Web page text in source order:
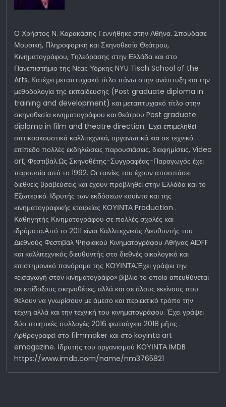
Ο Χρήστος Ν. Καρακάσης Γεννήθηκε στην Αθήνα. Σπούδασε
Μουσική, Πληροφορική και Σκηνοθεσία Θεάτρου,
Κινηματογράφου, Τηλεόρασης στην Ελλάδα και στο
Πανεπιστήμιο της Νέας Υόρκης NYU Tisch School of the
Arts. Κατέχει μεταπτυχιακό τίτλο πάνω στην ανάπτυξη και την
μεθοδολογία της εκπαίδευσης (Post graduate diploma in
training and development) και μεταπτυχιακό τίτλο στην
σκηνοθεσία κινηματογράφου και θεάτρου Post graduate
diploma in film and theatre direction. Έχει επιμεληθεί
οπτικοακουστικά καλλιτεχνικά, οργανωτικά και σε τεχνικό
επίπεδο πολλές εκδηλώσεις παρουσιάσεις, διαφημίσεις, Video
art, Φεστιβάλ.Ως Σκηνοθέτης-Συγγραφέας-Παραγωγός έχει
παρουσία από το 1992. Οι ταινίες του έχουν αποσπάσει
διεθνείς βραβεύσεις και έχουν προβληθεί στην Ελλάδα και το
Εξωτερικό. Ιδρυτής των εκδόσεων κουίντα και της
κινηματογραφικής εταιρείας ΚΟΥΙΝΤΑ Production .
Καθηγητής Κινηματογράφου σε πολλές σχολές και
ιδρύματα.Από το 2011 είναι Καλλιτεχνικός Διευθυντής του
Διεθνούς Φεστιβάλ Ψηφιακού Κινηματογράφου Αθήνας AIDFF
και καλλιτεχνικός διευθυντής στο διεθνές οικολογικό και
επιστημονικό πανόραμα της ΚΟΥΙΝΤΑ.Έχει γράψει την
«εισαγωγή στον κινηματογράφο» βιβλίο το οποίο απευθύνεται
σε επίδοξους σκηνοθέτες, αλλά και σε όλους εκείνους που
θέλουν να γνωρίσουν με άμεσο και περιεκτικό τρόπο την
τέχνη αλλά και την τεχνική του κινηματογράφου. Έχει γράψει
δύο ποιητικές συλλογές 2016 φωταύγεια 2018 μῆτις .
Αρθρογραφεί στο filmmaker και στο koyinta art
emagazine. Ιδρυτής του οργανισμού ΚΟΥΙΝΤΑ IMDB
https://www.imdb.com/name/nm3765821